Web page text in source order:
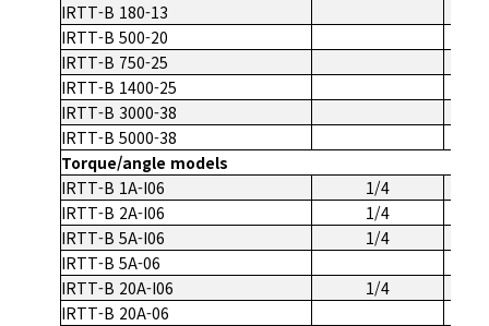
IRTT-B 180-13
IRTT-B 500-20
IRTT-B 750-25
IRTT-B 1400-25
IRTT-B 3000-38
IRTT-B 5000-38
Torque/angle models
IRTT-B 1A-I06
1/4
IRTT-B 2A-I06
1/4
IRTT-B 5A-I06
1/4
IRTT-B 5A-06
IRTT-B 20A-I06
1/4
IRTT-B 20A-06